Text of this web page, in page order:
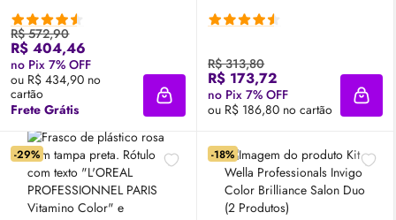
R$ 572,90
R$ 404,46
no Pix 7% OFF
ou R$ 434,90 no
cartão
Frete Grátis
Adicionar à sacola
R$ 313,80
R$ 173,72
no Pix 7% OFF
ou R$ 186,80 no cartão
-29% -18%